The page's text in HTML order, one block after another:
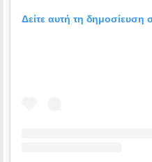
Δείτε αυτή τη δημοσίευση